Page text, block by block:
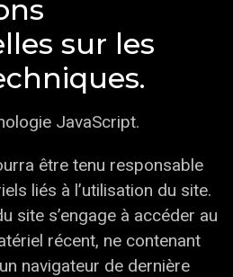
sur les
JavaScript.
être tenu responsable
liés à l’utilisation du site.
site s’engage à accéder au
récent, ne contenant
navigateur de dernière